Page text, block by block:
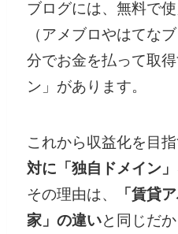
ブログには、無料で
（アメブロやはてな
分でお金を払って取
ン」があります。
これから収益化を目
対に「独自ドメイン
その理由は、
「賃貸
家」の違いと同じだか